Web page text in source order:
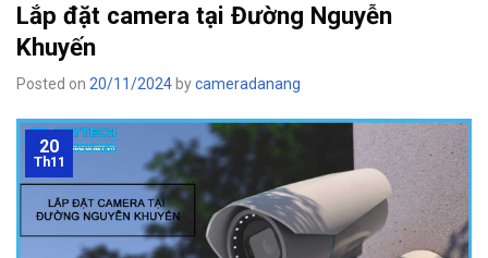
Lắp đặt camera tại Đường Nguyễn
Khuyến
Posted on 20/11/2024 bycameradanang
20
Th11